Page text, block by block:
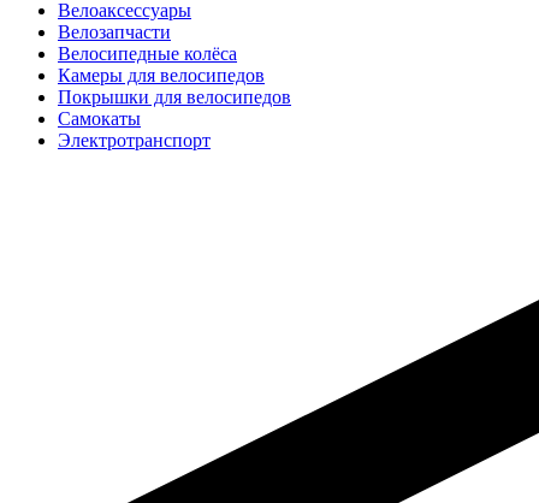
Велоаксессуары
Велозапчасти
Велосипедные колёса
Камеры для велосипедов
Покрышки для велосипедов
Самокаты
Электротранспорт